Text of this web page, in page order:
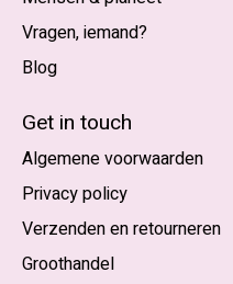
Vragen, iemand?
Blog
Get in touch
Algemene voorwaarden
Privacy policy
Verzenden en retourneren
Groothandel